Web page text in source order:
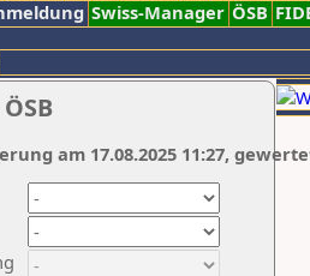
Swiss-Manager ÖSB
am 17.08.2025 11:27,